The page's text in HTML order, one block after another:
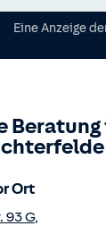
Eine Anzeige
Beratung
Ort
93 G,